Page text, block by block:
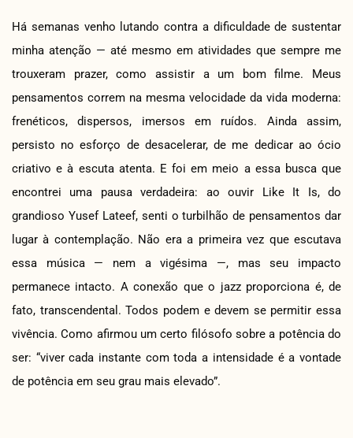
Há semanas venho lutando contra a dificuldade de sustentar
minha atenção — até mesmo em atividades que sempre me
trouxeram prazer, como assistir a um bom filme. Meus
pensamentos correm na mesma velocidade da vida moderna:
frenéticos, dispersos, imersos em ruídos. Ainda assim,
persisto no esforço de desacelerar, de me dedicar ao ócio
criativo e à escuta atenta. E foi em meio a essa busca que
encontrei uma pausa verdadeira: ao ouvir Like It Is, do
grandioso Yusef Lateef, senti o turbilhão de pensamentos dar
lugar à contemplação. Não era a primeira vez que escutava
essa música — nem a vigésima —, mas seu impacto
permanece intacto. A conexão que o jazz proporciona é, de
fato, transcendental. Todos podem e devem se permitir essa
vivência. Como afirmou um certo filósofo sobre a potência do
ser: “viver cada instante com toda a intensidade é a vontade
de potência em seu grau mais elevado”.